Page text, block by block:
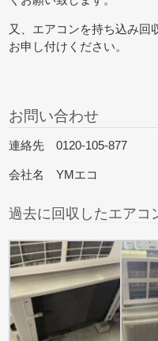
又、エアコンを持ち込み回
お申し付けください。
お問い合わせ
連絡先 0120-105-877
会社名 YMエコ
過去に回収したエアコ